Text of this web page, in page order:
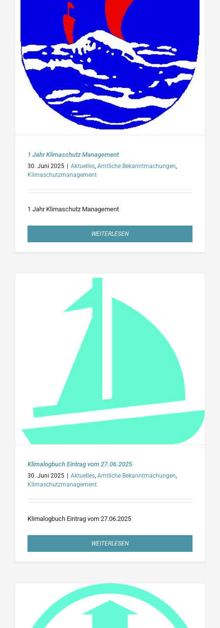
1 Jahr Klimaschutz Management
30. Juni 2025 Aktuelles, Amtliche Bekanntmachungen,
Klimaschutzmanagement
1 Jahr Klimaschutz Management
WEITERLESEN
Klimalogbuch Eintrag vom 27.06.2025
30. Juni 2025 | Aktuelles Amtliche Bekanntmachungen
Klimaschutzmanagement
Klimalogbuch Eintrag vom 27.06.2025
WEITERLESEN